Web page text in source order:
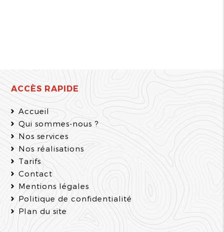
ACCÈS RAPIDE
Accueil
Qui sommes-nous ?
Nos services
Nos réalisations
Tarifs
Contact
Mentions légales
Politique de confidentialité
Plan du site